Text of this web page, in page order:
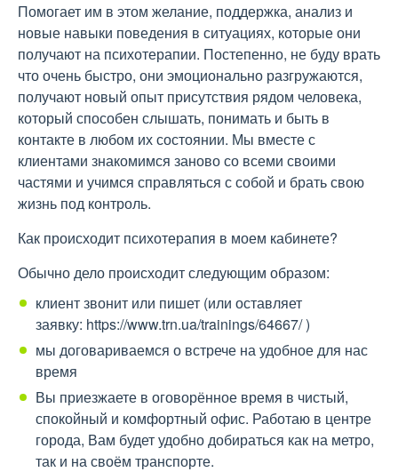
Помогает им в этом желание, поддержка, анализ и
новые навыки поведения в ситуациях, которые они
получают на психотерапии. Постепенно, не буду врать
что очень быстро, они эмоционально разгружаются,
получают новый опыт присутствия рядом человека,
который способен слышать, понимать и быть в
контакте в любом их состоянии. Мы вместе с
клиентами знакомимся заново со всеми своими
частями и учимся справляться с собой и брать свою
жизнь под контроль.
Как происходит психотерапия в моем кабинете?
Обычно дело происходит следующим образом:
клиент звонит или пишет (или оставляет
заявку: https://www.trn.ua/trainings/64667/ )
мы договариваемся о встрече на удобное для нас
время
Вы приезжаете в оговорённое время в чистый,
спокойный и комфортный офис. Работаю в центре
города, Вам будет удобно добираться как на метро,
так и на своём транспорте.